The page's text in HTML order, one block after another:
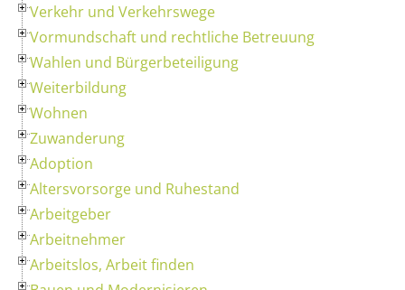
Verkehr und Verkehrswege
Vormundschaft und rechtliche Betreuung
Wahlen und Bürgerbeteiligung
Weiterbildung
Wohnen
Zuwanderung
Adoption
Altersvorsorge und Ruhestand
Arbeitgeber
Arbeitnehmer
Arbeitslos, Arbeit finden